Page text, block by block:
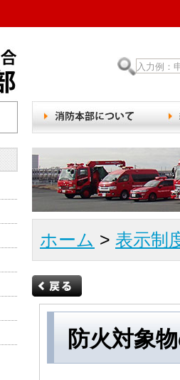
ホーム > 表示制
防火対象